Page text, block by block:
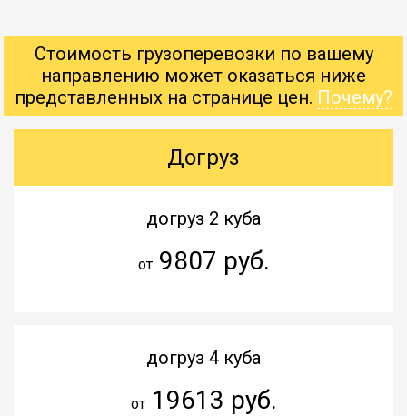
Стоимость грузоперевозки по вашему
направлению может оказаться ниже
представленных на странице цен. Почему?
Догруз
догруз 2 куба
от9807 руб.
догруз 4 куба
от19613 руб.